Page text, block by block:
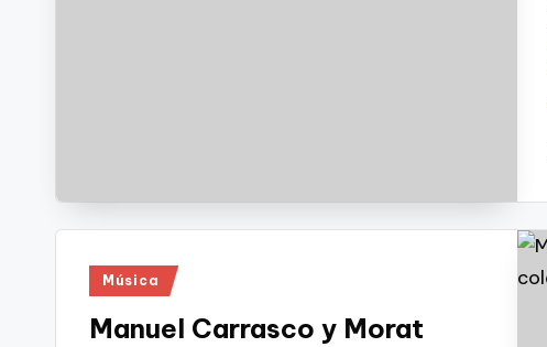
Publicado
Música
Manuel Carrasco y Morat